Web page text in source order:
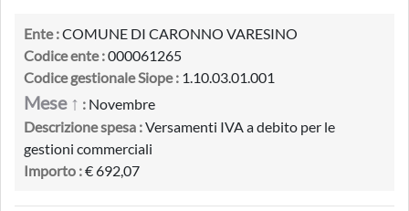
Ente :COMUNE DI CARONNO VARESINO
Codice ente :000061265
Codice gestionale Siope : 1.10.03.01.001
Mese ↑ : Novembre
Descrizione spesa :Versamenti IVA a debito per le
gestioni commerciali
Importo :€ 692,07